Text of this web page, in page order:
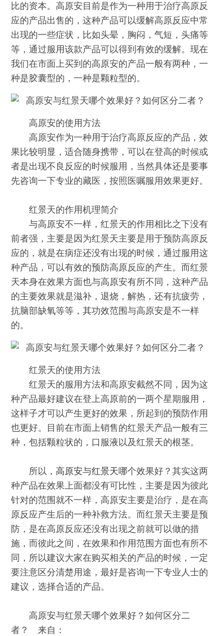
比的资本。高原安目前是作为一种用于治疗高原反
应的产品出售的，这种产品可以缓解高原反应中常
出现的一些症状，比如头晕，胸闷，气短，头痛等
等，通过服用该款产品可以得到有效的缓解。现在
我们在市面上买到的高原安的产品一般有两种，一
种是胶囊型的，一种是颗粒型的。
高原安的使用方法
高原安作为一种用于治疗高原反应的产品，效
果比较明显，适合随身携带，可以在登高的时候或
者是出现不良反应的时候服用，当然具体还是要事
先咨询一下专业的藏医，按照医嘱服用效果更好。
红景天的作用机理简介
与高原安不一样，红景天的作用相比之下没有
前者强，主要是因为红景天主要是用于预防高原反
应的，就是在病症还没有出现的时候，通过服用这
种产品，可以有效的预防高原反应的产生。而红景
天本身在效果方面也与高原安有所不同，这种产品
的主要效果就是滋补，退烧，解热，还有抗疲劳，
抗脑部缺氧等等，其功效范围与高原安是不一样
的。
红景天的使用方法
红景天的服用方法和高原安截然不同，因为这
种产品最好建议在登上高原前的一两个星期服用，
这样子才可以产生更好的效果，所起到的预防作用
也更好。目前在市面上销售的红景天产品一般有三
种，包括颗粒状的，口服液以及红景天的根茎。
所以， 高原安与红景天哪个效果好？其实这两
种产品在效果上面都没有可比性，主要是因为彼此
针对的范围就不一样，高原安主要是治疗，是在高
原反应产生后的一种补救方法。而红景天主要是预
防，是在高原反应还没有出现之前就可以做的措
施，而彼此之间，在效果和作用范围方面也有所不
同，所以建议大家在购买相关的产品的时候，一定
要注意区分清楚用途，最好是咨询一下专业人士的
建议，选择合适的产品。
高原安与红景天哪个效果好？如何区分二
者？ 来自：